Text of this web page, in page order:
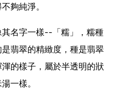
夠純淨。
名字一樣--「糯」，糯種
翡翠的精緻度，種是翡翠
的樣子，屬於半透明的狀
一樣。